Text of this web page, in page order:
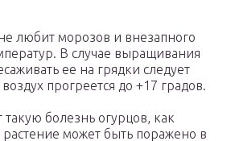
любит морозов и внезапного
В случае выращивания
ее на грядки следует
прогреется до +17 градов.
такую болезнь огурцов, как
может быть поражено в